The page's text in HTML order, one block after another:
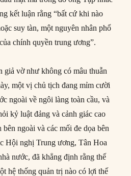
kết luận rằng “bất cứ khi nào
suy tàn, một nguyên nhân phổ
chính quyền trung ương”.
giả vờ như không có mâu thuẫn
một vị chủ tịch đang mỉm cười
ngoài về ngôi làng toàn cầu, và
kỷ luật đảng và cảnh giác cao
ngoài và các mối đe dọa bên
Hội nghị Trung ương, Tân Hoa
nước, đã khẳng định rằng thế
hệ thống quản trị nào có lợi thế